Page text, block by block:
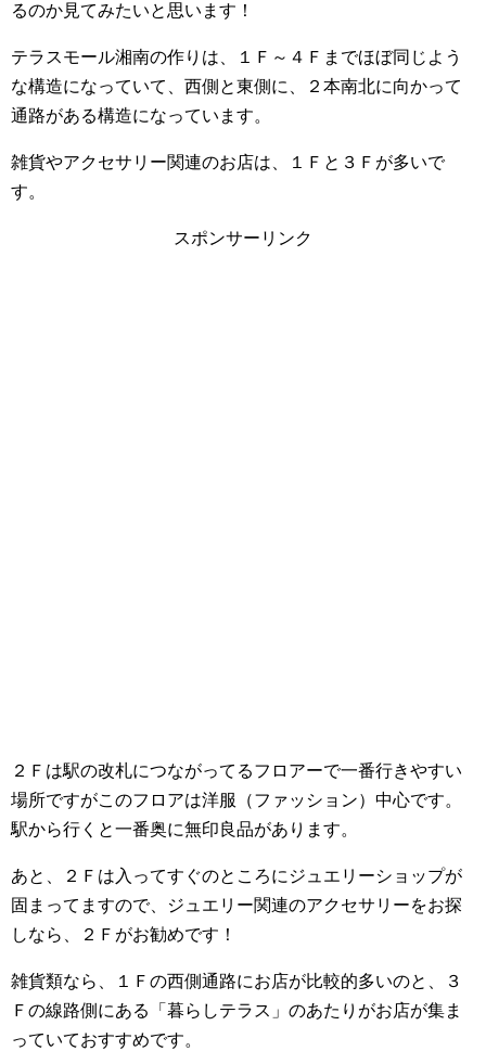
るのか見てみたいと思います！
テラスモール湘南の作りは、１Ｆ～４Ｆまでほぼ同じよう
な構造になっていて、西側と東側に、２本南北に向かって
通路がある構造になっています。
雑貨やアクセサリー関連のお店は、１Ｆと３Ｆが多いで
す。
スポンサーリンク
２Ｆは駅の改札につながってるフロアーで一番行きやすい
場所ですがこのフロアは洋服（ファッション）中心です。
駅から行くと一番奥に無印良品があります。
あと、２Ｆは入ってすぐのところにジュエリーショップが
固まってますので、ジュエリー関連のアクセサリーをお探
しなら、２Ｆがお勧めです！
雑貨類なら、１Ｆの西側通路にお店が比較的多いのと、３
Ｆの線路側にある「暮らしテラス」のあたりがお店が集ま
っていておすすめです。